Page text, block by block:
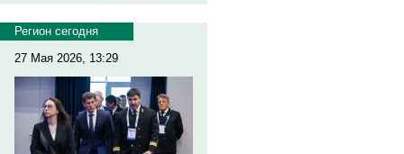
Регион сегодня
27 Мая 2026, 13:29